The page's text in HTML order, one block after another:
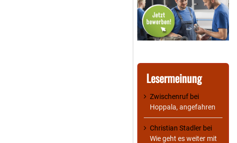
Lesermeinung
Zwischenruf bei
Hoppala, angefahren
Christian Stadler bei
Wie geht es weiter mit